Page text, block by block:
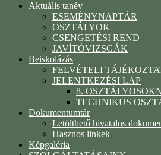
Aktuális tanév
ESEMÉNYNAPTÁR
OSZTÁLYOK
CSENGETÉSI REND
JAVÍTÓVIZSGÁK
Beiskolázás
FELVÉTELI
JELENTKEZÉSI LAP
8.
TECHNIKUS
Dokumentumtár
Letölthető hivatalos
Hasznos linkek
Képgaléria